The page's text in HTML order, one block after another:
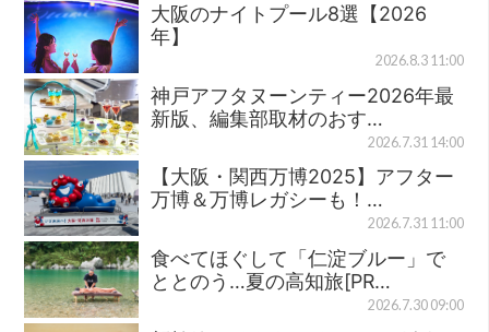
大阪のナイトプール8選【2026
年】
2026.8.3 11:00
神戸アフタヌーンティー2026年最
新版、編集部取材のおす…
2026.7.31 14:00
【大阪・関西万博2025】アフター
万博＆万博レガシーも！…
2026.7.31 11:00
食べてほぐして「仁淀ブルー」で
ととのう…夏の高知旅[PR…
2026.7.30 09:00